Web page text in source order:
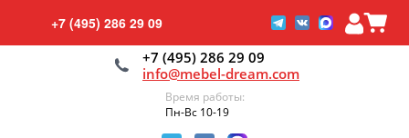
+7 (495) 286 29 09
+7 (495) 286 29 09
info@mebel-dream.com
Время работы:
Пн-Вс 10-19